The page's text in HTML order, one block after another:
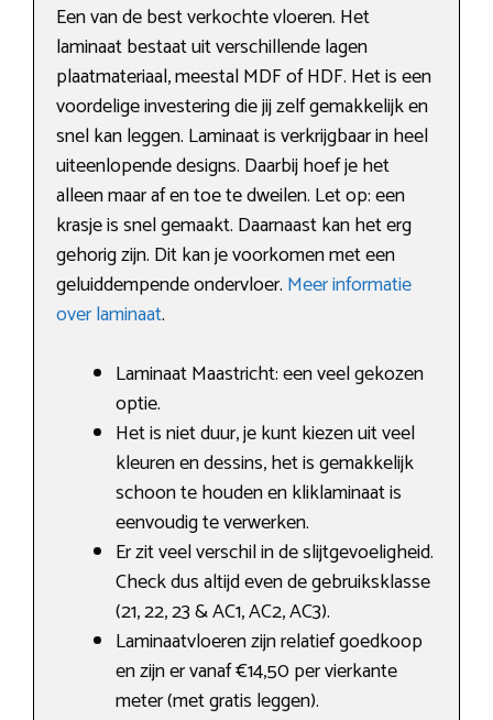
Een van de best verkochte vloeren. Het
laminaat bestaat uit verschillende lagen
plaatmateriaal, meestal MDF of HDF. Het is een
voordelige investering die jij zelf gemakkelijk en
snel kan leggen. Laminaat is verkrijgbaar in heel
uiteenlopende designs. Daarbij hoef je het
alleen maar af en toe te dweilen. Let op: een
krasje is snel gemaakt. Daarnaast kan het erg
gehorig zijn. Dit kan je voorkomen met een
geluiddempende ondervloer. Meer informatie
over laminaat.
Laminaat Maastricht: een veel gekozen
optie.
Het is niet duur, je kunt kiezen uit veel
kleuren en dessins, het is gemakkelijk
schoon te houden en kliklaminaat is
eenvoudig te verwerken.
Er zit veel verschil in de slijtgevoeligheid.
Check dus altijd even de gebruiksklasse
(21, 22, 23 & AC1, AC2, AC3).
Laminaatvloeren zijn relatief goedkoop
en zijn er vanaf €14,50 per vierkante
meter (met gratis leggen).